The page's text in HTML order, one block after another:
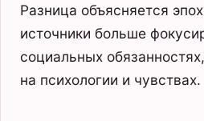
Разница объясняется
источники больше
социальных
на психологии и чувствах.